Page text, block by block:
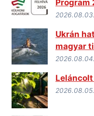
Program
Ukrán
magyar